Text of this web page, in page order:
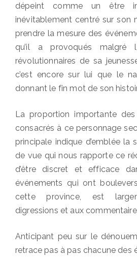
dépeint comme un être
inévitablement centré sur son
prendre la mesure des
qu’il a provoqués malgré
révolutionnaires de sa
c’est encore sur lui que le
donnant le fin mot de son
La proportion importante
consacrés à ce personnage
principale indique d’emblée la
de vue qui nous rapporte ce
d’être discret et efficace
événements qui ont
cette province, est
digressions et aux
Anticipant peu sur le
retrace pas à pas chacune des